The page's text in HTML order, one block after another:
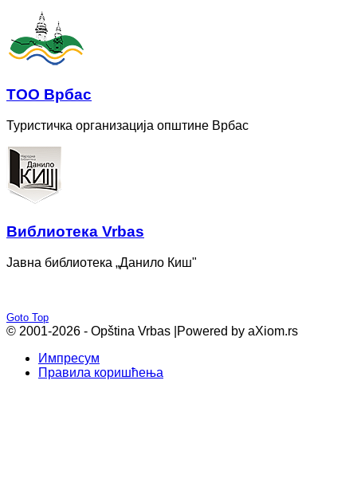
ТОО Врбас
Туристичка организација општине Врбас
Bиблиотека Vrbas
Јавна библиотека „Данило Киш"
Goto Top
© 2001-2026 - Opština Vrbas | Powered by aXiom.rs
Импресум
Правила коришћења